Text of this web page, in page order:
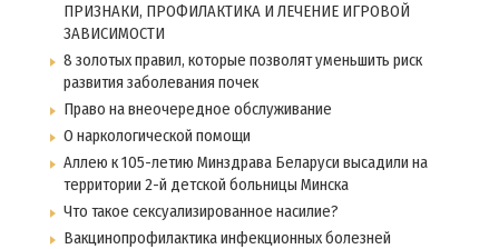
ПРИЗНАКИ, ПРОФИЛАКТИКА И ЛЕЧЕНИЕ ИГРОВОЙ
ЗАВИСИМОСТИ
8 золотых правил, которые позволят уменьшить риск
развития заболевания почек
Право на внеочередное обслуживание
О наркологической помощи
Аллею к 105-летию Минздрава Беларуси высадили на
территории 2-й детской больницы Минска
Что такое сексуализированное насилие?
Вакцинопрофилактика инфекционных болезней